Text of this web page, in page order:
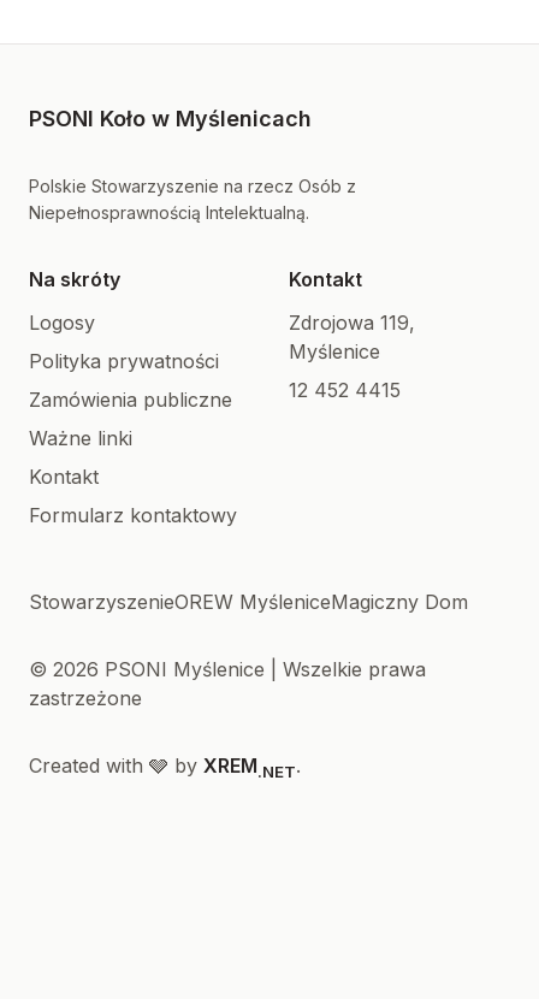
PSONI Koło w Myślenicach
Polskie Stowarzyszenie na rzecz Osób z
Niepełnosprawnością Intelektualną.
Na skróty
Logosy
Polityka prywatności
Zamówienia publiczne
Ważne linki
Kontakt
Formularz kontaktowy
Kontakt
Zdrojowa 119,
Myślenice
12 452 4415
StowarzyszenieOREW MyśleniceMagiczny Dom
© 2026 PSONI Myślenice | Wszelkie prawa
zastrzeżone
Created with 🩶 by XREM.NET.